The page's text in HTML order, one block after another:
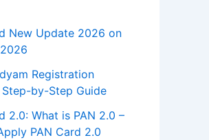
New Update 2026 on
Registration
Step-by-Step Guide
2.0: What is PAN 2.0 –
PAN Card 2.0